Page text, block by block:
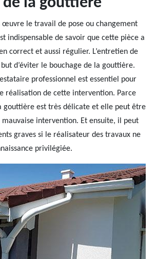
œuvre le travail de pose ou changement
indispensable de savoir que cette pièce a
correct et aussi régulier. L’entretien de
d’éviter le bouchage de la gouttière.
professionnel est essentiel pour
réalisation de cette intervention. Parce
gouttière est très délicate et elle peut être
intervention. Et ensuite, il peut
graves si le réalisateur des travaux ne
privilégiée.